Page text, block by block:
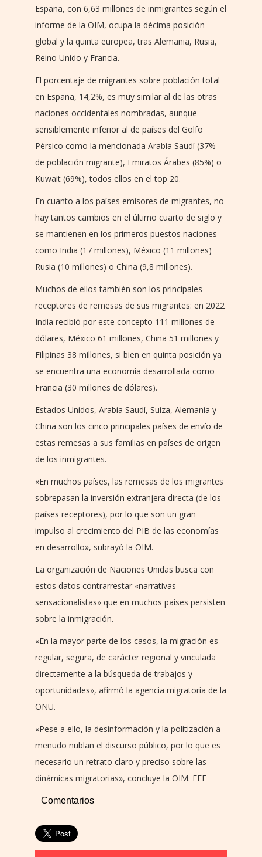
España, con 6,63 millones de inmigrantes según el
informe de la OIM, ocupa la décima posición
global y la quinta europea, tras Alemania, Rusia,
Reino Unido y Francia.
El porcentaje de migrantes sobre población total
en España, 14,2%, es muy similar al de las otras
naciones occidentales nombradas, aunque
sensiblemente inferior al de países del Golfo
Pérsico como la mencionada Arabia Saudí (37%
de población migrante), Emiratos Árabes (85%) o
Kuwait (69%), todos ellos en el top 20.
En cuanto a los países emisores de migrantes, no
hay tantos cambios en el último cuarto de siglo y
se mantienen en los primeros puestos naciones
como India (17 millones), México (11 millones)
Rusia (10 millones) o China (9,8 millones).
Muchos de ellos también son los principales
receptores de remesas de sus migrantes: en 2022
India recibió por este concepto 111 millones de
dólares, México 61 millones, China 51 millones y
Filipinas 38 millones, si bien en quinta posición ya
se encuentra una economía desarrollada como
Francia (30 millones de dólares).
Estados Unidos, Arabia Saudí, Suiza, Alemania y
China son los cinco principales países de envío de
estas remesas a sus familias en países de origen
de los inmigrantes.
«En muchos países, las remesas de los migrantes
sobrepasan la inversión extranjera directa (de los
países receptores), por lo que son un gran
impulso al crecimiento del PIB de las economías
en desarrollo», subrayó la OIM.
La organización de Naciones Unidas busca con
estos datos contrarrestar «narrativas
sensacionalistas» que en muchos países persisten
sobre la inmigración.
«En la mayor parte de los casos, la migración es
regular, segura, de carácter regional y vinculada
directamente a la búsqueda de trabajos y
oportunidades», afirmó la agencia migratoria de la
ONU.
«Pese a ello, la desinformación y la politización a
menudo nublan el discurso público, por lo que es
necesario un retrato claro y preciso sobre las
dinámicas migratorias», concluye la OIM. EFE
Comentarios